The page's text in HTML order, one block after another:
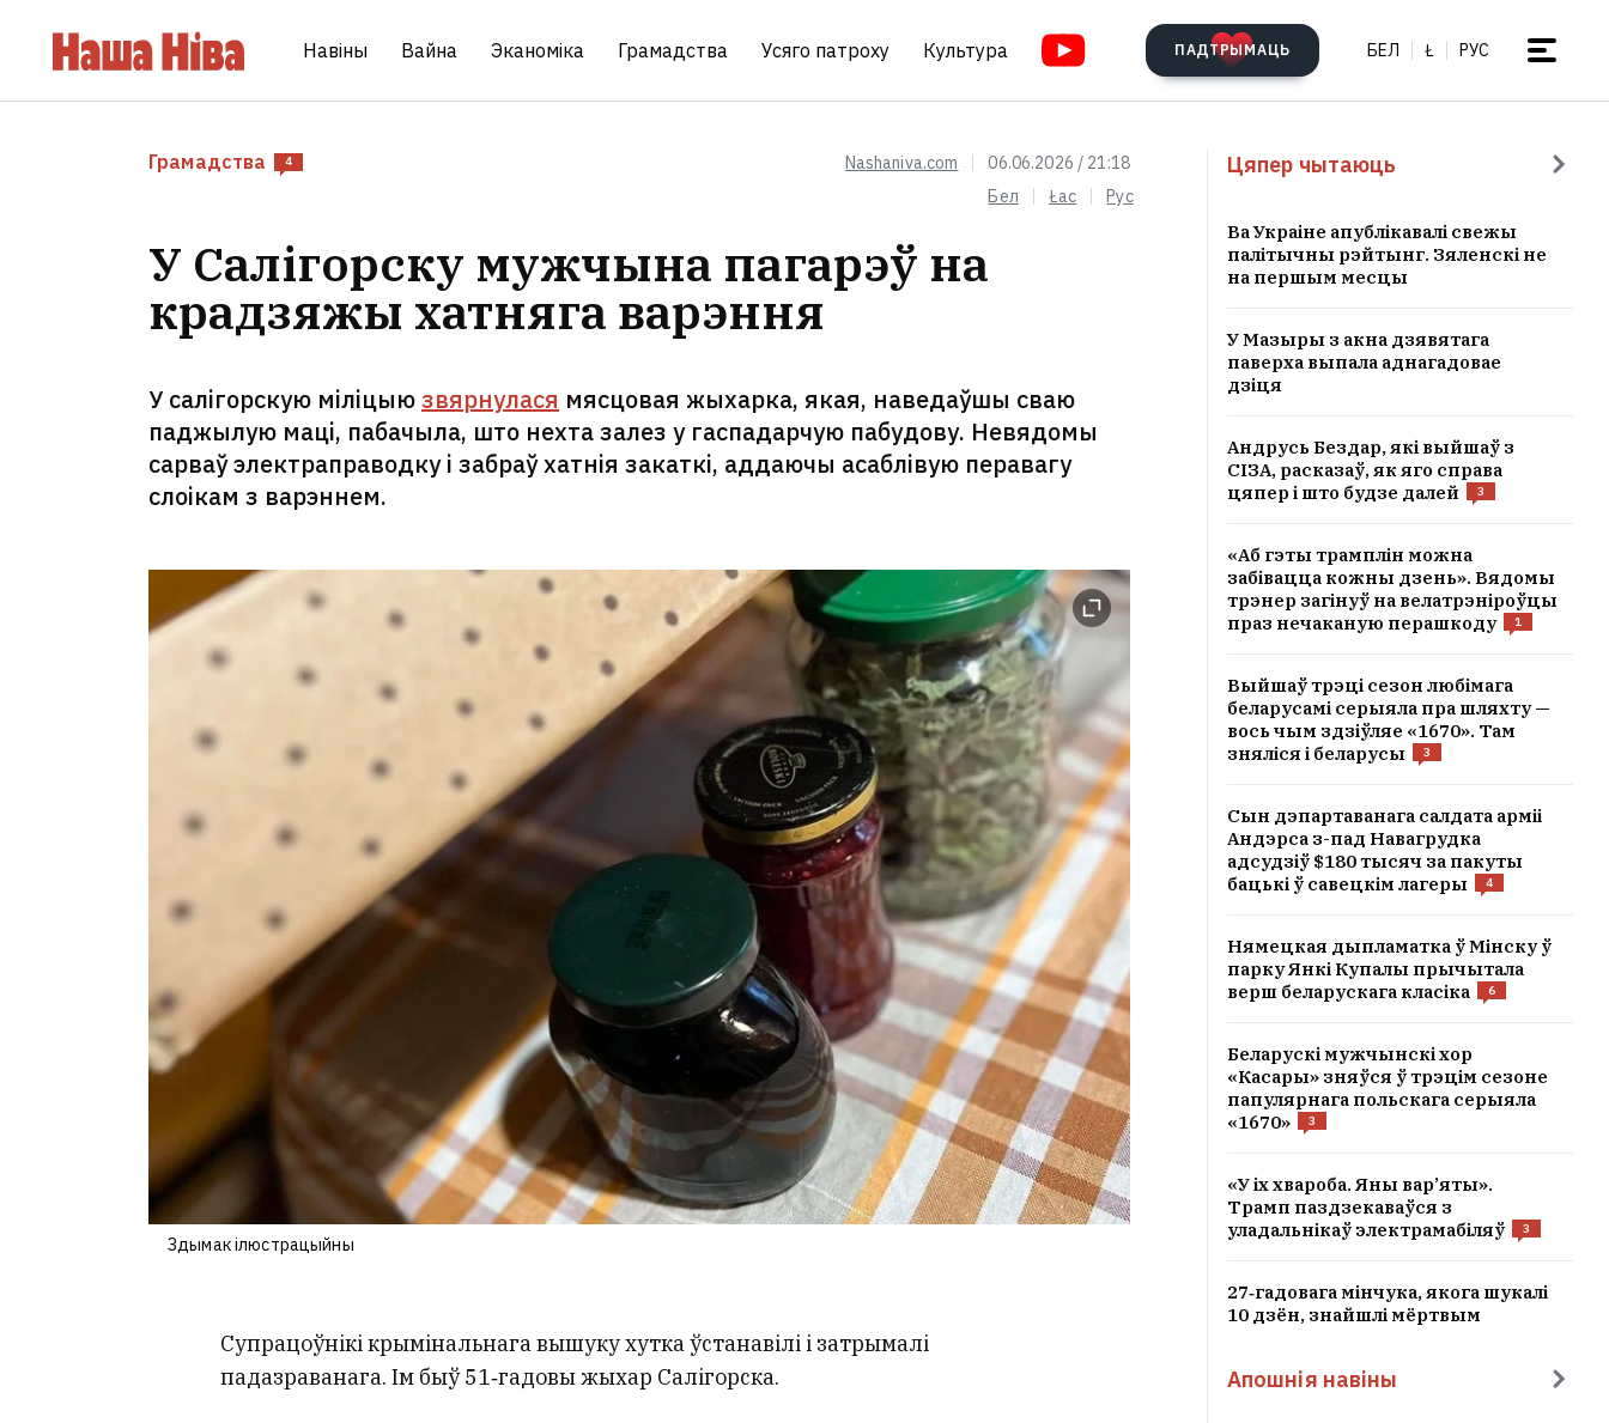
Навіны Вайна Эканоміка Грамадства Усяго патроху Культура ПАДТРЫМАЦЬ БЕЛ Ł РУС
Грамадства 4 Nashaniva.com
06.06.2026 / 21:18
Бел
Łac Рус
У Салігорску мужчына пагарэў на
крадзяжы хатняга варэння
У салігорскую міліцыюзвярнулася мясцовая жыхарка, якая, наведаўшы сваю
паджылую маці, пабачыла, што нехта залез у гаспадарчую пабудову. Невядомы
сарваў электраправодку і забраў хатнія закаткі, аддаючы асаблівую перавагу
слоікам з варэннем.
Здымак ілюстрацыйны
Супрацоўнікі крымінальнага вышуку хутка ўстанавілі і затрымалі
падазраванага. Ім быў 51‑гадовы жыхар Салігорска.
Цяпер чытаюць
Ва Украіне апублікавалі свежы
палітычны рэйтынг. Зяленскі не
на першым месцы
У Мазыры з акна дзявятага
паверха выпала аднагадовае
дзіця
Андрусь Бездар, які выйшаў з
СІЗА, расказаў, як яго справа
цяпер і што будзе далей
3
«Аб гэты трамплін можна
забівацца кожны дзень». Вядомы
трэнер загінуў на велатрэніроўцы
праз нечаканую перашкоду
1
Выйшаў трэці сезон любімага
беларусамі серыяла пра шляхту —
вось чым здзіўляе «1670». Там
зняліся і беларусы
3
Сын дэпартаванага салдата арміі
Андэрса з-пад Навагрудка
адсудзіў $180 тысяч за пакуты
бацькі ў савецкім лагеры
4
Нямецкая дыпламатка ў Мінску ў
парку Янкі Купалы прычытала
верш беларускага класіка
6
Беларускі мужчынскі хор
«Касары» зняўся ў трэцім сезоне
папулярнага польскага серыяла
«1670»
3
«У іх хвароба. Яны вар’яты».
Трамп паздзекаваўся з
уладальнікаў электрамабіляў
3
27‑гадовага мінчука, якога шукалі
10 дзён, знайшлі мёртвым
Апошнія навіны